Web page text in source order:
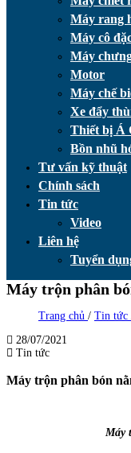
Máy rang
Máy cô
Máy
Motor
Máy chế
Xe đẩy
Thiết bị Á
Bồn nhũ
Tư vấn kỹ thuật
Chính sách
Tin tức
Video
Liên hệ
Tuyển
Máy trộn phân
Trang chủ / Tin tức
28/07/2021
Tin tức
Máy trộn phân bón
Máy